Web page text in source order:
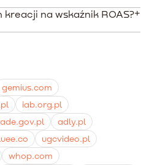
zniżki na kolejną subskrypcję
zaprezentowanie
posiłków oraz wielkości
na poziomie nieosiągalnym
kreacji na wskaźnik ROAS?
wyglądających
uwagi i niższym
gemius.com
iab.org.pl
adly.pl
ugcvideo.pl
whop.com